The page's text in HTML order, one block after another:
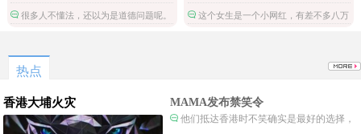
拿了就跑。
很多人不懂法，还以为是道德问题呢。
护施害人吗。
这个女生是一个小网红，有差不多八万
热点
香港大埔火灾 MAMA发布禁笑令
他们抵达香港时不笑确实是最好的选择，